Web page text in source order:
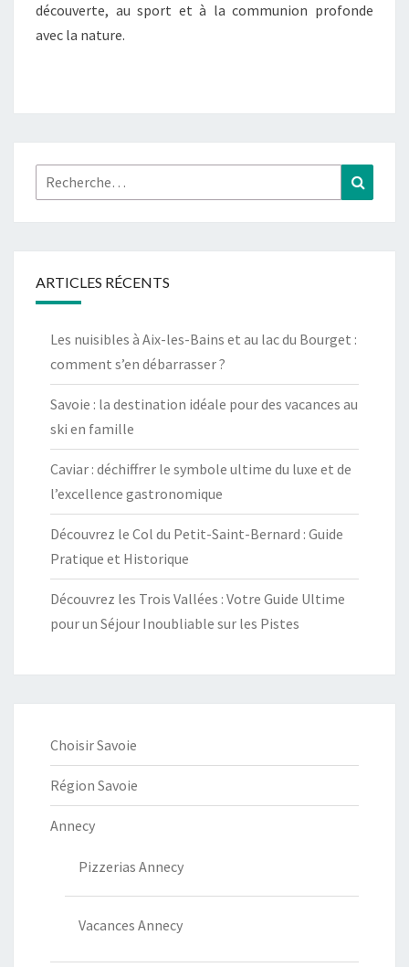
découverte, au sport et à la communion profonde
avec la nature.
Rechercher :
ARTICLES RÉCENTS
Les nuisibles à Aix-les-Bains et au lac du Bourget :
comment s’en débarrasser ?
Savoie : la destination idéale pour des vacances au
ski en famille
Caviar : déchiffrer le symbole ultime du luxe et de
l’excellence gastronomique
Découvrez le Col du Petit-Saint-Bernard : Guide
Pratique et Historique
Découvrez les Trois Vallées : Votre Guide Ultime
pour un Séjour Inoubliable sur les Pistes
Choisir Savoie
Région Savoie
Annecy
Pizzerias Annecy
Vacances Annecy